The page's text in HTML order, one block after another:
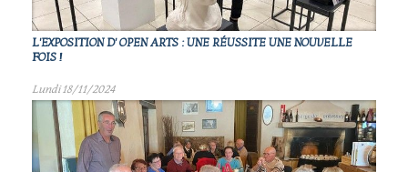
L'EXPOSITION D' OPEN ARTS : UNE RÉUSSITE UNE NOUVELLE
FOIS !
Lundi 18/11/2024